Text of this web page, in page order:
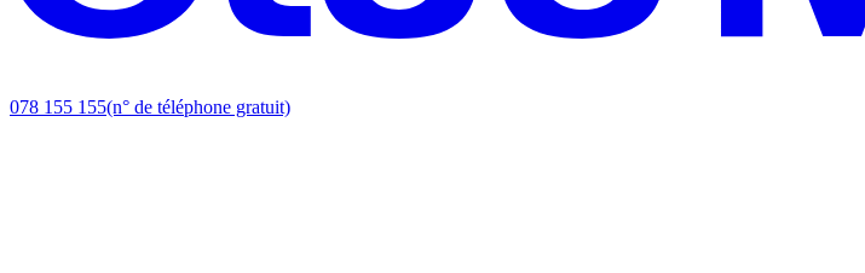
078 155 155(n° de téléphone gratuit)